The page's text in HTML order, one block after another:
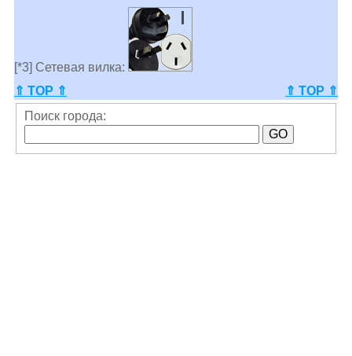
[*3] Сетевая вилка:
⇑ TOP ⇑
⇑ TOP ⇑
Поиск города: